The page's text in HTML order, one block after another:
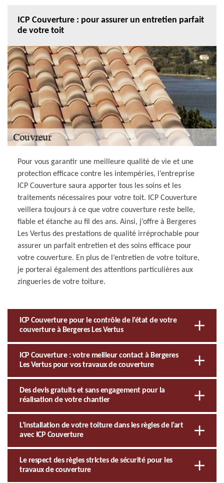
ICP Couverture : pour assurer un entretien parfait
de votre toit
Pour vous garantir une meilleure qualité de vie et une
protection efficace contre les intempéries, l’entreprise
ICP Couverture saura apporter tous les soins et les
traitements nécessaires pour votre toit. ICP Couverture
veillera toujours à ce que votre couverture reste belle,
fiable et étanche au fil des ans. Ainsi, j’offre à Bergeres
Les Vertus des prestations de qualité irréprochable pour
assurer un parfait entretien et des soins efficace pour
votre couverture. En plus de l’entretien de votre toiture,
je porterai également des attentions particulières aux
zingueries de votre toiture.
ICP Couverture pour le contrôle de l’état de votre
couverture à Bergeres Les Vertus
ICP Couverture : votre meilleur contact à Bergeres
Les Vertus pour vos travaux de couverture
Des devis gratuits et sans engagement pour la
réalisation de votre chantier
L’installation de votre toiture dans les règles de l’art
avec ICP Couverture
Le respect des règles strictes de sécurité pour les
travaux de couverture